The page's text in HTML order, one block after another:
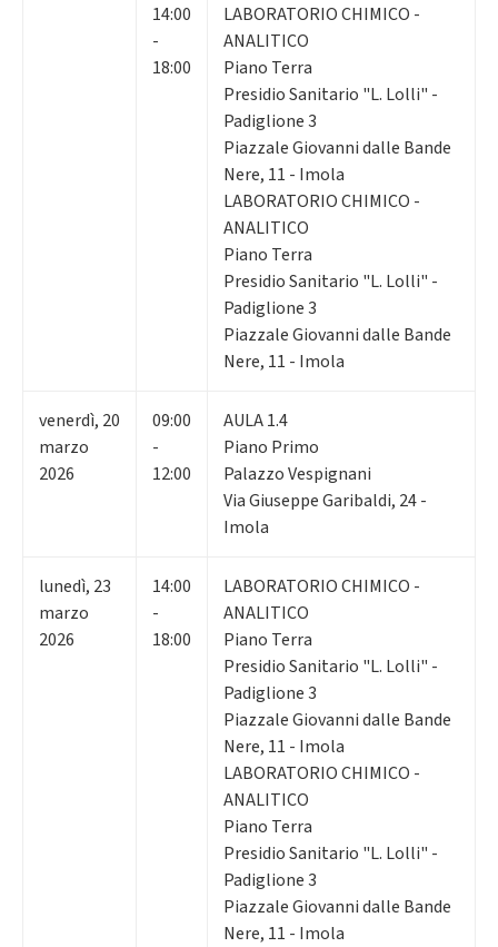
14:00
-
18:00
LABORATORIO CHIMICO -
ANALITICO
Piano Terra
Presidio Sanitario "L. Lolli" -
Padiglione 3
Piazzale Giovanni dalle Bande
Nere, 11 - Imola
LABORATORIO CHIMICO -
ANALITICO
Piano Terra
Presidio Sanitario "L. Lolli" -
Padiglione 3
Piazzale Giovanni dalle Bande
Nere, 11 - Imola
venerdì, 20
marzo
2026
09:00
-
12:00
AULA 1.4
Piano Primo
Palazzo Vespignani
Via Giuseppe Garibaldi, 24 -
Imola
lunedì, 23
marzo
2026
14:00
-
18:00
LABORATORIO CHIMICO -
ANALITICO
Piano Terra
Presidio Sanitario "L. Lolli" -
Padiglione 3
Piazzale Giovanni dalle Bande
Nere, 11 - Imola
LABORATORIO CHIMICO -
ANALITICO
Piano Terra
Presidio Sanitario "L. Lolli" -
Padiglione 3
Piazzale Giovanni dalle Bande
Nere, 11 - Imola